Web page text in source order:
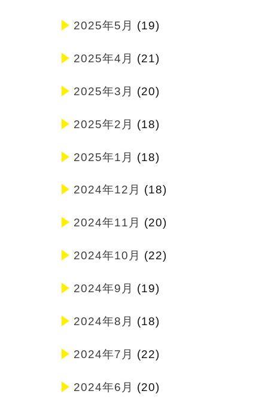
2025年5月 (19)
2025年4月 (21)
2025年3月 (20)
2025年2月 (18)
2025年1月 (18)
2024年12月 (18)
2024年11月 (20)
2024年10月 (22)
2024年9月 (19)
2024年8月 (18)
2024年7月 (22)
2024年6月 (20)